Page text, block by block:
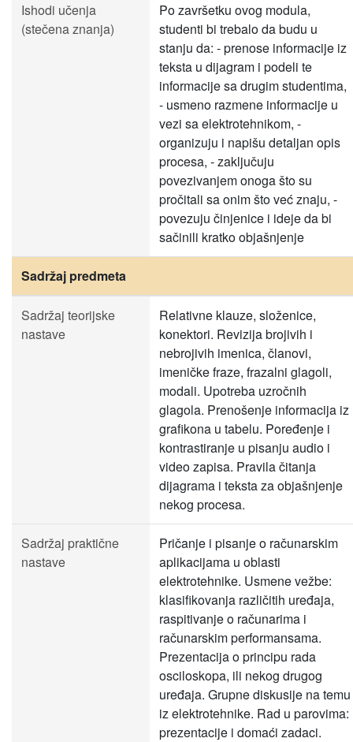
Ishodi učenja
(stečena znanja)
Po završetku ovog modula,
studenti bi trebalo da budu u
stanju da: - prenose informacije iz
teksta u dijagram i podeli te
informacije sa drugim studentima,
- usmeno razmene informacije u
vezi sa elektrotehnikom, -
organizuju i napišu detaljan opis
procesa, - zaključuju
povezivanjem onoga što su
pročitali sa onim što već znaju, -
povezuju činjenice i ideje da bi
sačinili kratko objašnjenje
Sadržaj predmeta
Sadržaj teorijske
nastave
Relativne klauze, složenice,
konektori. Revizija brojivih i
nebrojivih imenica, članovi,
imeničke fraze, frazalni glagoli,
modali. Upotreba uzročnih
glagola. Prenošenje informacija iz
grafikona u tabelu. Poređenje i
kontrastiranje u pisanju audio i
video zapisa. Pravila čitanja
dijagrama i teksta za objašnjenje
nekog procesa.
Sadržaj praktične
nastave
Pričanje i pisanje o računarskim
aplikacijama u oblasti
elektrotehnike. Usmene vežbe:
klasifikovanja različitih uređaja,
raspitivanje o računarima i
računarskim performansama.
Prezentacija o principu rada
osciloskopa, ili nekog drugog
uređaja. Grupne diskusije na temu
iz elektrotehnike. Rad u parovima:
prezentacije i domaći zadaci.